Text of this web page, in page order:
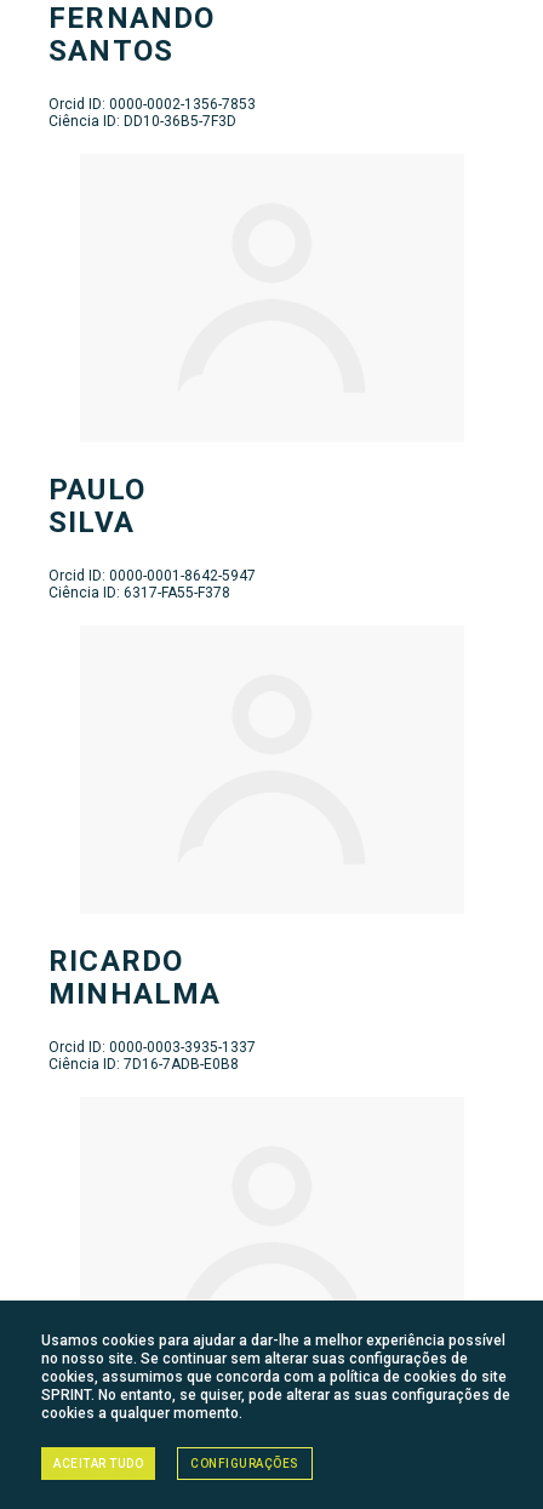
FERNANDO
SANTOS
Orcid ID: 0000-0002-1356-7853
Ciência ID: DD10-36B5-7F3D
PAULO
SILVA
Orcid ID: 0000-0001-8642-5947
Ciência ID: 6317-FA55-F378
RICARDO
MINHALMA
Orcid ID: 0000-0003-3935-1337
Ciência ID: 7D16-7ADB-E0B8
SILVA
Usamos cookies para ajudar a dar-lhe a melhor experiência possível
no nosso site. Se continuar sem alterar suas configurações de
cookies, assumimos que concorda com a política de cookies do site
SPRINT. No entanto, se quiser, pode alterar as suas configurações de
cookies a qualquer momento.
ACEITAR TUDO CONFIGURAÇÕES